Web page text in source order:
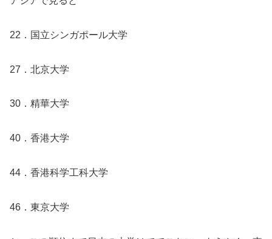
22．国立シンガポール大学
27．北京大学
30．精華大学
40．香港大学
44．香港科学工科大学
46．東京大学